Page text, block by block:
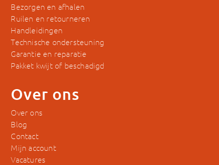
Bezorgen en afhalen
Ruilen en retourneren
Handleidingen
Technische ondersteuning
Garantie en reparatie
Pakket kwijt of beschadigd
Over ons
Over ons
Blog
Contact
Mijn account
Vacatures